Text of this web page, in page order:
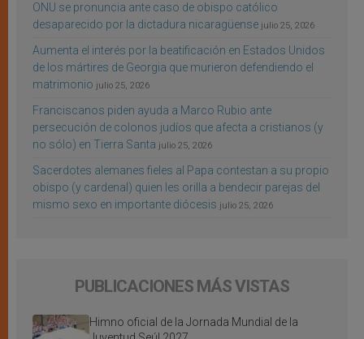
ONU se pronuncia ante caso de obispo católico
desaparecido por la dictadura nicaragüense julio 25, 2026
Aumenta el interés por la beatificación en Estados Unidos
de los mártires de Georgia que murieron defendiendo el
matrimonio julio 25, 2026
Franciscanos piden ayuda a Marco Rubio ante
persecución de colonos judíos que afecta a cristianos (y
no sólo) en Tierra Santa julio 25, 2026
Sacerdotes alemanes fieles al Papa contestan a su propio
obispo (y cardenal) quien les orilla a bendecir parejas del
mismo sexo en importante diócesis julio 25, 2026
PUBLICACIONES MÁS VISTAS
Himno oficial de la Jornada Mundial de la